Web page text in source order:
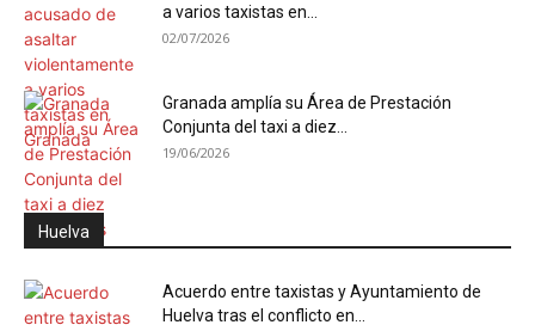
a varios taxistas en...
02/07/2026
Granada amplía su Área de Prestación
Conjunta del taxi a diez...
19/06/2026
Huelva
Acuerdo entre taxistas y Ayuntamiento de
Huelva tras el conflicto en...